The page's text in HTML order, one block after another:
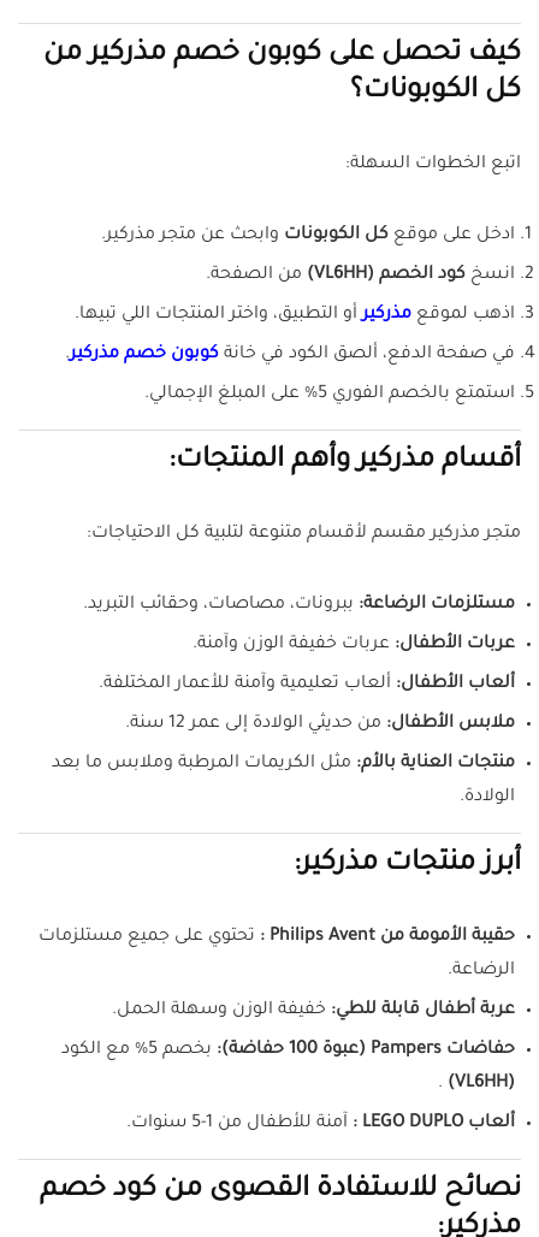
كيف تحصل على كوبون خصم مذركير من
كل الكوبونات؟
اتبع الخطوات السهلة:
ادخل على موقع كل الكوبونات وابحث عن متجر مذركير.
انسخ كود الخصم (VL6HH) من الصفحة.
اذهب لموقع مذركيرأو التطبيق، واختر المنتجات اللي تبيها.
في صفحة الدفع، ألصق الكود في خانة كوبون خصم مذركير.
استمتع بالخصم الفوري 5% على المبلغ الإجمالي.
أقسام مذركير وأهم المنتجات:
متجر مذركير مقسم لأقسام متنوعة لتلبية كل الاحتياجات:
مستلزمات الرضاعة: ببرونات، مصاصات، وحقائب التبريد.
عربات الأطفال: عربات خفيفة الوزن وآمنة.
ألعاب الأطفال: ألعاب تعليمية وآمنة للأعمار المختلفة.
ملابس الأطفال: من حديثي الولادة إلى عمر 12 سنة.
منتجات العناية بالأم: مثل الكريمات المرطبة وملابس ما بعد
الولادة.
أبرز منتجات مذركير:
حقيبة الأمومة من Philips Avent :
تحتوي على جميع مستلزمات
الرضاعة.
عربة أطفال قابلة للطي: خفيفة الوزن وسهلة الحمل.
حفاضات Pampers (عبوة 100 حفاضة):
بخصم 5% مع الكود
(VL6HH)
.
ألعاب LEGO DUPLO : آمنة للأطفال من 1-5 سنوات.
نصائح للاستفادة القصوى من كود خصم
مذركير: